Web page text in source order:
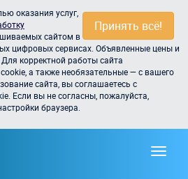
Принять всё!
оказания услуг,
сайтом в
цифровых сервисах. Объявленные цены и
корректной работы сайта
а также необязательные — с вашего
сайта, вы соглашаетесь с
Если вы не согласны, пожалуйста,
браузера.